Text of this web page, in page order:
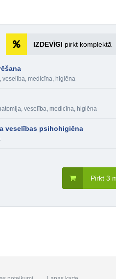
IZDEVĪGI pirkt komplektā
veselība, medicīna, higiēna
veselība, medicīna, higiēna
veselības psihohigiēna
Pirkt 3